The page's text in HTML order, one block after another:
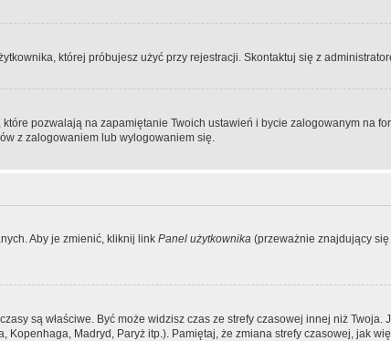
której próbujesz użyć przy rejestracji. Skontaktuj się z
pozwalają na zapamiętanie Twoich ustawień i bycie zalogowanym na
z zalogowaniem lub wylogowaniem się.
Aby je zmienić, kliknij link Panel użytkownika (przeważnie znajdujący
są właściwe. Być może widzisz czas ze strefy czasowej innej niż
Madryd, Paryż itp.). Pamiętaj, że zmiana strefy czasowej, jak